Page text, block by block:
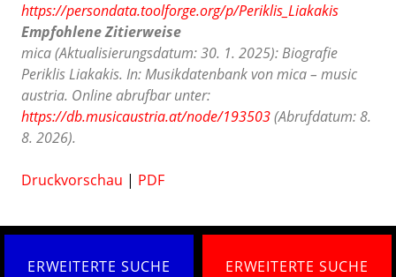
https://persondata.toolforge.org/p/Periklis_Liakakis
Empfohlene Zitierweise
mica (Aktualisierungsdatum: 30. 1. 2025): Biografie
Periklis Liakakis. In: Musikdatenbank von mica – music
austria. Online abrufbar unter:
https://db.musicaustria.at/node/193503(Abrufdatum: 8.
8. 2026).
Druckvorschau | PDF
ERWEITERTE SUCHE ERWEITERTE SUCHE